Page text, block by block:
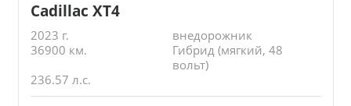
Cadillac XT4
2023 г.
внедорожник
36900 км.
Гибрид (мягкий, 48
вольт)
236.57 л.с.